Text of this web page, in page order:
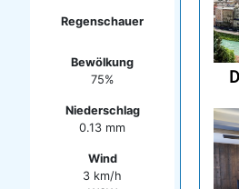
Regenschauer
Bewölkung
75%
Niederschlag
0.13 mm
Wind
3 km/h